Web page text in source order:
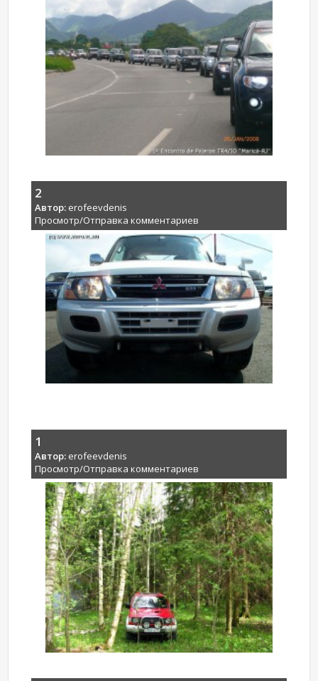
2
Автор: erofeevdenis
Просмотр/Отправка комментариев
1
Автор: erofeevdenis
Просмотр/Отправка комментариев